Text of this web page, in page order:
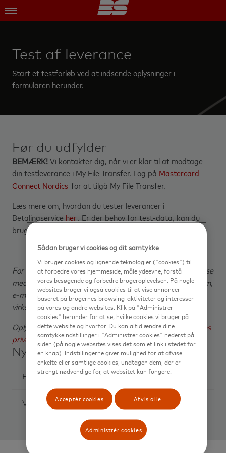
Test af leverance
Start et testforløb ved at indsende oplysninger i
formularen herunder.
Før du udfylder
BEMÆRK!Vi kontakter dig, når vi er klar til at modtage
din testleverance i My File Transfer. Log på Mastercard
Connect Nordics for at tilgå My File Transfer.
Læs mere om, hvordan du tester leverancer i
Betalingservice her. Er der behov for test-data, kan du
bruge
For løbende at kunne kontakte din virksomhed i forbindelse
med behandlingen af din henvendelse, har vi brug for navn,
e-mail og telefonummer på en kontaktperson i
virksomheden.
Oplysningerne vil ikke blive brugt til andet formål.
Se vores
privacy policy.
Nyttige dokumenter
Privacy
Vejledning
Sådan bruger vi cookies og dit samtykke
Vi bruger cookies og lignende teknologier ("cookies") til
at forbedre vores hjemmeside, måle ydeevne, forstå
vores besøgende og forbedre brugeroplevelsen. På nogle
websites bruger vi også cookies til at vise annoncer
baseret på brugernes browsing-aktiviteter og interesser
på vores og andre websites. Klik på "Administrer
cookies" herunder for at se, hvilke cookies vi bruger på
dette website og hvorfor. Du kan altid ændre dine
samtykkeindstillinger i "Administrer cookies" nederst på
siden (på nogle websites vises det som et link i stedet for
en knap). Indstillingerne giver mulighed for at afvise
enkelte eller samtlige cookies, undtagen dem, der er
strengt nødvendige for, at websitet kan fungere.
Acceptér cookies Afvis alle
Administrér cookies